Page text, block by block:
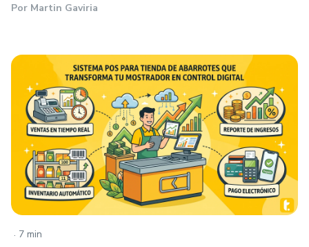
Por Martin Gaviria
. 7 min